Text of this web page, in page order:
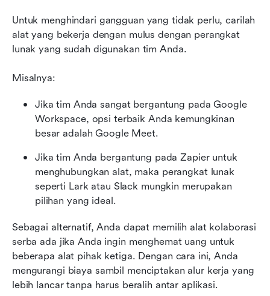
Untuk menghindari gangguan yang tidak perlu, carilah
alat yang bekerja dengan mulus dengan perangkat
lunak yang sudah digunakan tim Anda.
Misalnya:
Jika tim Anda sangat bergantung pada Google
Workspace, opsi terbaik Anda kemungkinan
besar adalah Google Meet.
Jika tim Anda bergantung pada Zapier untuk
menghubungkan alat, maka perangkat lunak
seperti Lark atau Slack mungkin merupakan
pilihan yang ideal.
Sebagai alternatif, Anda dapat memilih alat kolaborasi
serba ada jika Anda ingin menghemat uang untuk
beberapa alat pihak ketiga. Dengan cara ini, Anda
mengurangi biaya sambil menciptakan alur kerja yang
lebih lancar tanpa harus beralih antar aplikasi.